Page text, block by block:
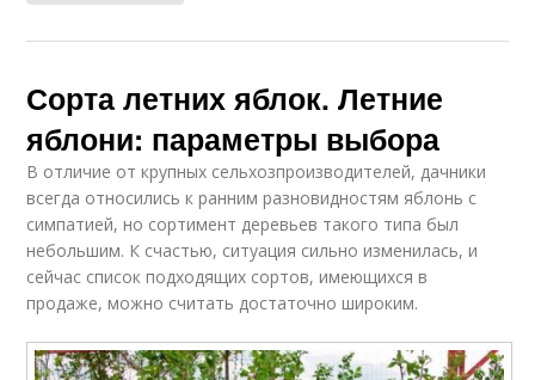
Сорта летних яблок. Летние
яблони: параметры выбора
В отличие от крупных сельхозпроизводителей, дачники
всегда относились к ранним разновидностям яблонь с
симпатией, но сортимент деревьев такого типа был
небольшим. К счастью, ситуация сильно изменилась, и
сейчас список подходящих сортов, имеющихся в
продаже, можно считать достаточно широким.